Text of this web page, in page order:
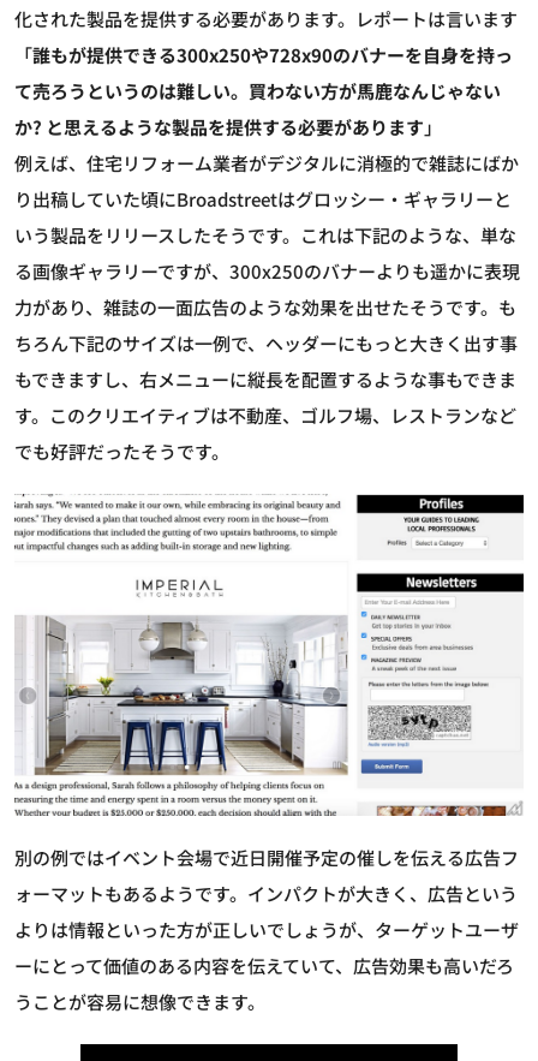
化された製品を提供する必要があります。レポートは言います
「誰もが提供できる300x250や728x90のバナーを自身を持っ
て売ろうというのは難しい。買わない方が馬鹿なんじゃない
か? と思えるような製品を提供する必要があります 」
例えば、住宅リフォーム業者がデジタルに消極的で雑誌にばか
り出稿していた頃にBroadstreetはグロッシー・ギャラリーと
いう製品をリリースしたそうです。これは下記のような、単な
る画像ギャラリーですが、300x250のバナーよりも遥かに表現
力があり、雑誌の一面広告のような効果を出せたそうです。も
ちろん下記のサイズは一例で、ヘッダーにもっと大きく出す事
もできますし、右メニューに縦長を配置するような事もできま
す。このクリエイティブは不動産、ゴルフ場、レストランなど
でも好評だったそうです。
別の例ではイベント会場で近日開催予定の催しを伝える広告フ
ォーマットもあるようです。インパクトが大きく、広告という
よりは情報といった方が正しいでしょうが、ターゲットユーザ
ーにとって価値のある内容を伝えていて、広告効果も高いだろ
うことが容易に想像できます。